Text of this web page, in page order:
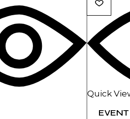
Quick
EVENT